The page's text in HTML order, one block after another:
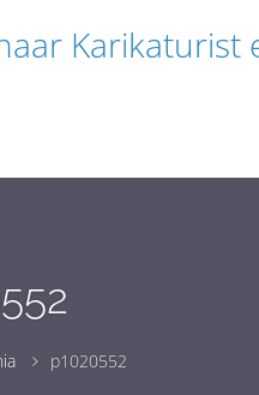
Karikaturist
p1020552